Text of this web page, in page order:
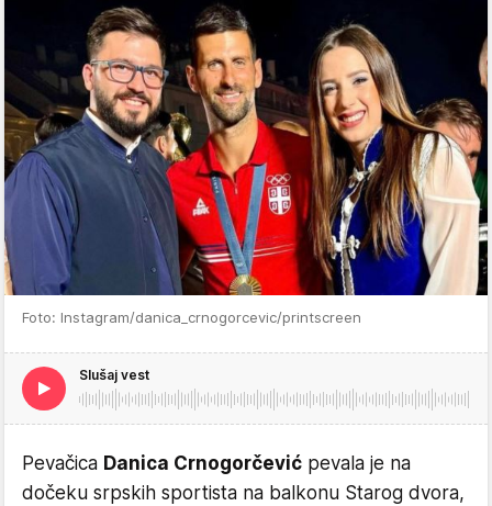
Foto: Instagram/danica_crnogorcevic/printscreen
Slušaj vest
Pevačica Danica Crnogorčević pevala je na
dočeku srpskih sportista na balkonu Starog dvora,